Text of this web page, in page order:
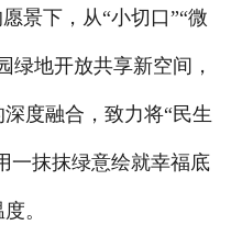
景下，从“小切口”“微
绿地开放共享新空间，
度融合，致力将“民生
一抹抹绿意绘就幸福底
。